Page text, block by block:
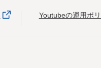
Youtubeの運用ポ